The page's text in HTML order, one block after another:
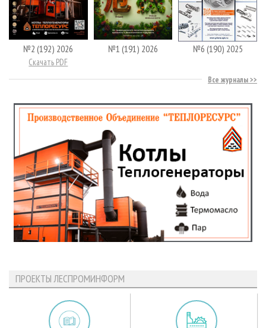
№2 (192) 2026
Скачать PDF
№1 (191) 2026 №6 (190) 2025
Все журналы
ПРОЕКТЫ ЛЕСПРОМИНФОРМ